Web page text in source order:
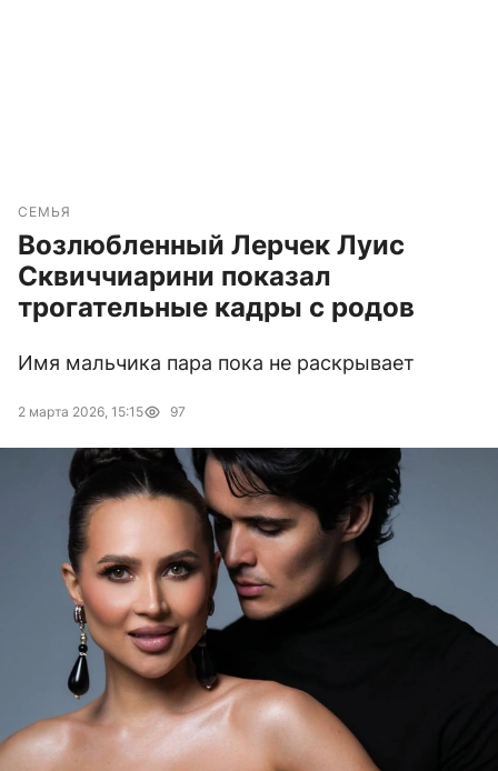
СЕМЬЯ
Возлюбленный Лерчек Луис
Сквиччиарини показал
трогательные кадры с родов
Имя мальчика пара пока не раскрывает
2 марта 2026, 15:15 97